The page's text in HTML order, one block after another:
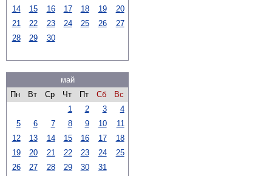
14
15 16 17 18 19
20
21
22 23 24 25 26
27
28
29 30
май
Пн
Вт Ср Чт Пт Сб
Вс
1
2 3
4
5
6 7 8 9 10
11
12
13 14 15 16 17
18
19
20 21 22 23 24
25
26
27 28 29 30 31